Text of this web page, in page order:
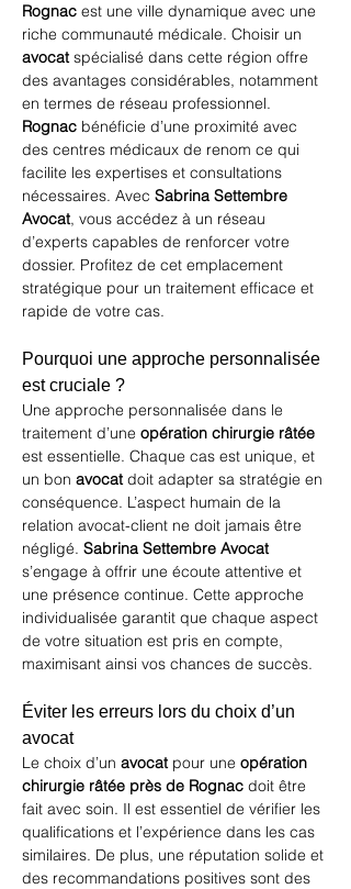
Rognac est une ville dynamique avec une
riche communauté médicale. Choisir un
avocat spécialisé dans cette région offre
des avantages considérables, notamment
en termes de réseau professionnel.
Rognac bénéficie d’une proximité avec
des centres médicaux de renom ce qui
facilite les expertises et consultations
nécessaires. Avec Sabrina Settembre
Avocat, vous accédez à un réseau
d’experts capables de renforcer votre
dossier. Profitez de cet emplacement
stratégique pour un traitement efficace et
rapide de votre cas.
Pourquoi une approche personnalisée
est cruciale ?
Une approche personnalisée dans le
traitement d’une opération chirurgie râtée
est essentielle. Chaque cas est unique, et
un bon avocat doit adapter sa stratégie en
conséquence. L’aspect humain de la
relation avocat-client ne doit jamais être
négligé. Sabrina Settembre Avocat
s’engage à offrir une écoute attentive et
une présence continue. Cette approche
individualisée garantit que chaque aspect
de votre situation est pris en compte,
maximisant ainsi vos chances de succès.
Éviter les erreurs lors du choix d’un
avocat
Le choix d’un avocat pour une opération
chirurgie râtée près de Rognac doit être
fait avec soin. Il est essentiel de vérifier les
qualifications et l’expérience dans les cas
similaires. De plus, une réputation solide et
des recommandations positives sont des